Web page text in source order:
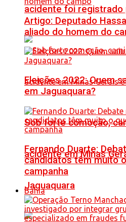
acidente foi registrado
Sob forte comoção,
acidente em Minas
Jaguaquara
Artigo: Deputado
aliado do homem do
Eleições 2022: Quem
em Jaguaquara?
Fernando Duarte:
candidatos têm muito
campanha
Bahia